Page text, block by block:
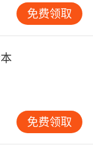
的主修课程相
重点英语单词
内容，孩子不
能全面帮助孩
读法中，孩子
音进行对比，
子跟着外教的
句跟读帮助孩
免费领取
免费领取